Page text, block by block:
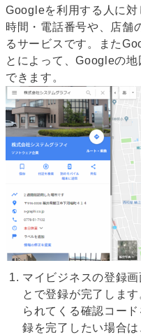
Googleを利用する人に
時間・電話番号や、店舗
るサービスです。また
とによって、Googleの
できます。
マイビジネスの登録
とで登録が完了しま
られてくる確認コー
録を完了したい場合